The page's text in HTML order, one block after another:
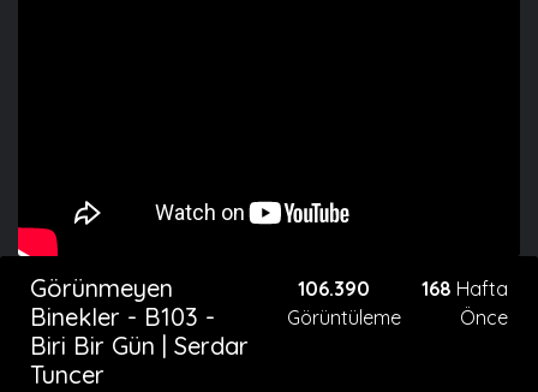
Görünmeyen
Binekler - B103 -
Biri Bir Gün | Serdar
Tuncer
106.390
Görüntüleme
168 Hafta
Önce